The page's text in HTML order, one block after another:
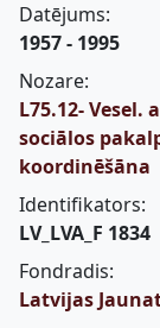
Datējums:
1957 - 1995
Nozare:
L75.12-
sociālos
koordinēšāna
Identifikators:
LV_LVA_F 1834
Fondradis:
Latvijas